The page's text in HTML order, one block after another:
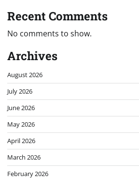
Recent Comments
No comments to show.
Archives
August 2026
July 2026
June 2026
May 2026
April 2026
March 2026
February 2026